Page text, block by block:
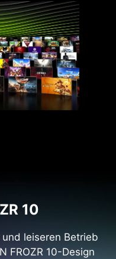
10
leiseren Betrieb
FROZR 10-Design